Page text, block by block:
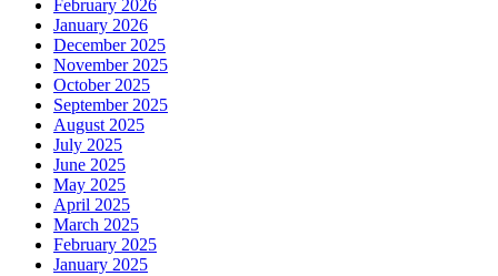
February 2026
January 2026
December 2025
November 2025
October 2025
September 2025
August 2025
July 2025
June 2025
May 2025
April 2025
March 2025
February 2025
January 2025